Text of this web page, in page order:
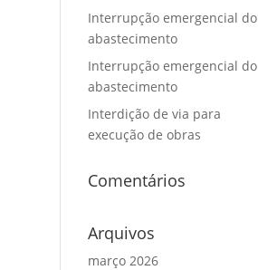
Interrupção emergencial do
abastecimento
Interrupção emergencial do
abastecimento
Interdição de via para
execução de obras
Comentários
Arquivos
março 2026